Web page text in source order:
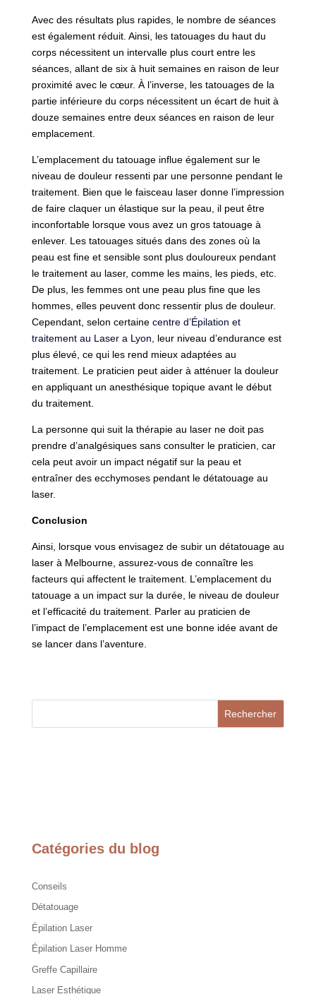
Avec des résultats plus rapides, le nombre de séances
est également réduit. Ainsi, les tatouages du haut du
corps nécessitent un intervalle plus court entre les
séances, allant de six à huit semaines en raison de leur
proximité avec le cœur. À l’inverse, les tatouages de la
partie inférieure du corps nécessitent un écart de huit à
douze semaines entre deux séances en raison de leur
emplacement.
L’emplacement du tatouage influe également sur le
niveau de douleur ressenti par une personne pendant le
traitement. Bien que le faisceau laser donne l’impression
de faire claquer un élastique sur la peau, il peut être
inconfortable lorsque vous avez un gros tatouage à
enlever. Les tatouages situés dans des zones où la
peau est fine et sensible sont plus douloureux pendant
le traitement au laser, comme les mains, les pieds, etc.
De plus, les femmes ont une peau plus fine que les
hommes, elles peuvent donc ressentir plus de douleur.
Cependant, selon certaine centre d’Épilation et
traitement au Laser a Lyon,
leur niveau d’endurance est
plus élevé, ce qui les rend mieux adaptées au
traitement. Le praticien peut aider à atténuer la douleur
en appliquant un anesthésique topique avant le début
du traitement.
La personne qui suit la thérapie au laser ne doit pas
prendre d’analgésiques sans consulter le praticien, car
cela peut avoir un impact négatif sur la peau et
entraîner des ecchymoses pendant le détatouage au
laser.
Conclusion
Ainsi, lorsque vous envisagez de subir un détatouage au
laser à Melbourne, assurez-vous de connaître les
facteurs qui affectent le traitement. L’emplacement du
tatouage a un impact sur la durée, le niveau de douleur
et l’efficacité du traitement. Parler au praticien de
l’impact de l’emplacement est une bonne idée avant de
se lancer dans l’aventure.
Rechercher
Catégories du blog
Conseils
Détatouage
Épilation Laser
Épilation Laser Homme
Greffe Capillaire
Laser Esthétique